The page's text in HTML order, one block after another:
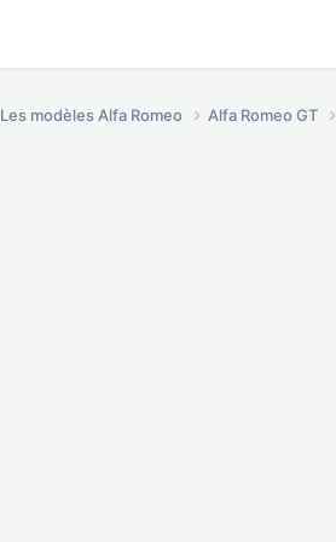
Les modèles Alfa Romeo Alfa Romeo GT